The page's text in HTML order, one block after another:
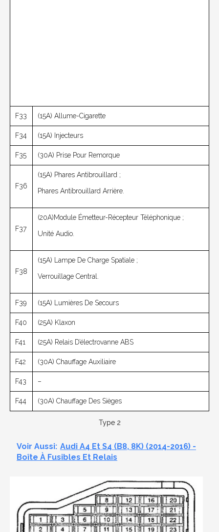
F33 (15A) Allume-Cigarette
F34 (15A) Injecteurs
F35 (30A) Prise Pour Remorque
F36
(15A) Phares Antibrouillard ;
Phares Antibrouillard Arrière.
F37
(20A)Module Émetteur-Récepteur Téléphonique ;
Unité Audio.
F38
(15A) Lampe De Charge Spatiale ;
Verrouillage Central.
F39 (15A) Lumières De Secours
F40 (25A) Klaxon
F41 (25A) Relais D’électrovanne ABS
F42 (30A) Chauffage Auxiliaire
F43 –
F44 (30A) Chauffage Des Sièges
Type 2
Voir Aussi: Audi A4 Et S4 (B8, 8K) (2014-2016) -
Boîte À Fusibles Et Relais